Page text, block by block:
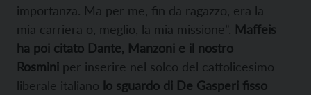
importanza. Ma per me, fin da ragazzo, era la
mia carriera o, meglio, la mia missione”. Maffeis
ha poi citato Dante, Manzoni e il nostro
Rosmini per inserire nel solco del cattolicesimo
liberale italiano lo sguardo di De Gasperi fisso